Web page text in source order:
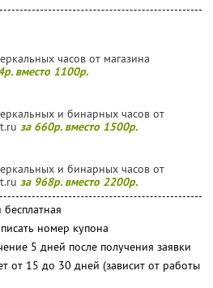
часов от магазина
вместо 1100р.
и бинарных часов от
за 660р. вместо 1500р.
и бинарных часов от
за 968р. вместо 2200р.
номер купона
5 дней после получения заявки
от 15 до 30 дней (зависит от работы